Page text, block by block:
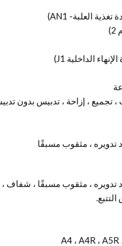
تدويره ، مثقوب مسبقًا
تدويره ، مثقوب مسبقًا ، شفاف